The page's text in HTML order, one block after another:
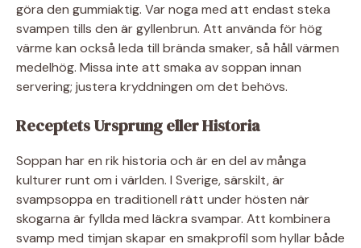
göra den gummiaktig. Var noga med att endast steka
svampen tills den är gyllenbrun. Att använda för hög
värme kan också leda till brända smaker, så håll värmen
medelhög. Missa inte att smaka av soppan innan
servering; justera kryddningen om det behövs.
Receptets Ursprung eller Historia
Soppan har en rik historia och är en del av många
kulturer runt om i världen. I Sverige, särskilt, är
svampsoppa en traditionell rätt under hösten när
skogarna är fyllda med läckra svampar. Att kombinera
svamp med timjan skapar en smakprofil som hyllar både